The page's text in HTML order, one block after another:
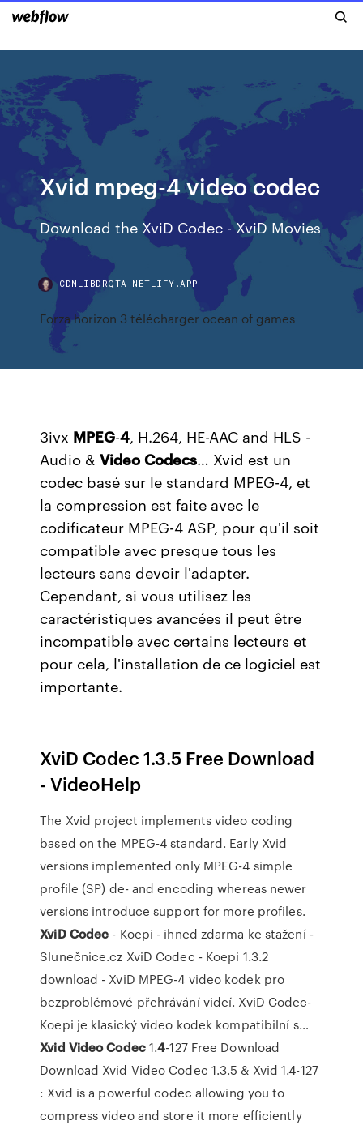
Xvid mpeg-4 video codec
Download the XviD Codec - XviD Movies
CDNLIBDRQTA.NETLIFY.APP
Forza horizon 3 télécharger ocean of games
3ivx MPEG-4, H.264, HE-AAC and HLS -
Audio &Video Codecs… Xvid est un
codec basé sur le standard MPEG-4, et
la compression est faite avec le
codificateur MPEG-4 ASP, pour qu'il soit
compatible avec presque tous les
lecteurs sans devoir l'adapter.
Cependant, si vous utilisez les
caractéristiques avancées il peut être
incompatible avec certains lecteurs et
pour cela, l'installation de ce logiciel est
importante.
XviD Codec 1.3.5 Free Download
- VideoHelp
The Xvid project implements video coding
based on the MPEG-4 standard. Early Xvid
versions implemented only MPEG-4 simple
profile (SP) de- and encoding whereas newer
versions introduce support for more profiles.
XviD Codec - Koepi - ihned zdarma ke stažení -
Slunečnice.cz XviD Codec - Koepi 1.3.2
download - XviD MPEG-4 video kodek pro
bezproblémové přehrávání videí. XviD Codec-
Koepi je klasický video kodek kompatibilní s…
Xvid VideoCodec1.4-127 Free Download
Download Xvid Video Codec 1.3.5 & Xvid 1.4-127
: Xvid is a powerful codec allowing you to
compress video and store it more efficiently